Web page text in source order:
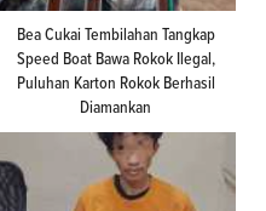
Bea Cukai Tembilahan Tangkap
Speed Boat Bawa Rokok Ilegal,
Puluhan Karton Rokok Berhasil
Diamankan